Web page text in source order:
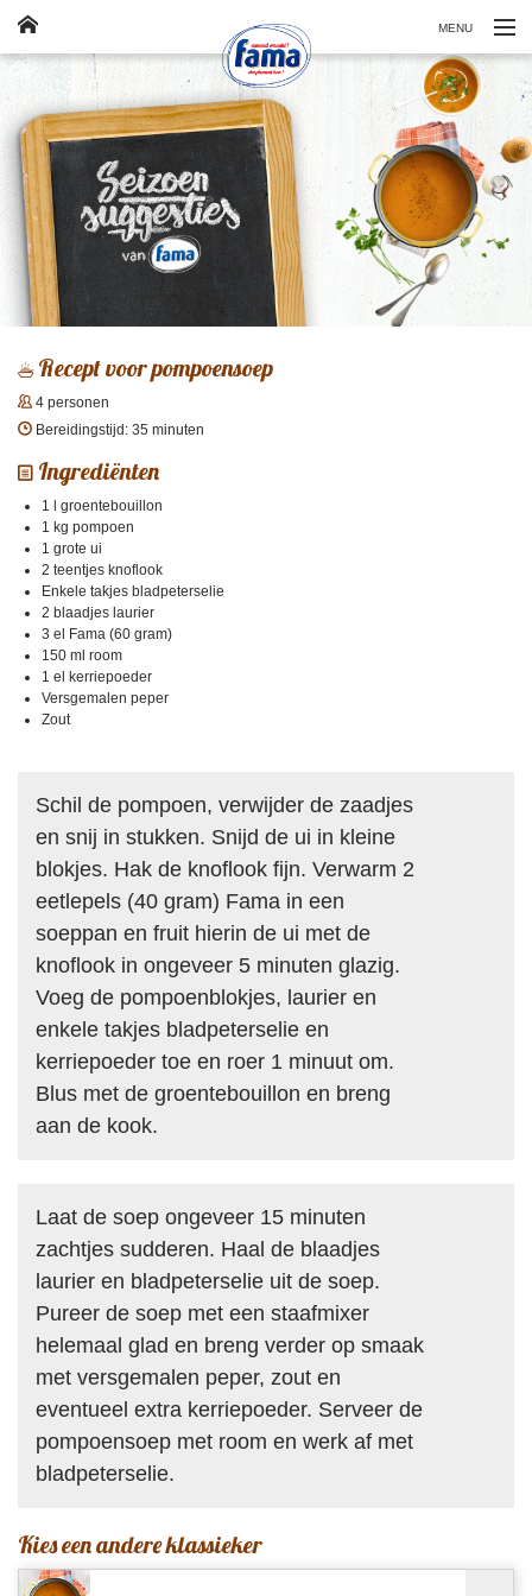
MENU
Klassiekers
Producten
Veelgestelde vragen
Contact
FR
Recept voor pompoensoep
4 personen
Bereidingstijd: 35 minuten
Ingrediënten
1 l groentebouillon
1 kg pompoen
1 grote ui
2 teentjes knoflook
Enkele takjes bladpeterselie
2 blaadjes laurier
3 el Fama (60 gram)
150 ml room
1 el kerriepoeder
Versgemalen peper
Zout
Schil de pompoen, verwijder de zaadjes
en snij in stukken. Snijd de ui in kleine
blokjes. Hak de knoflook fijn. Verwarm 2
eetlepels (40 gram) Fama in een
soeppan en fruit hierin de ui met de
knoflook in ongeveer 5 minuten glazig.
Voeg de pompoenblokjes, laurier en
enkele takjes bladpeterselie en
kerriepoeder toe en roer 1 minuut om.
Blus met de groentebouillon en breng
aan de kook.
Laat de soep ongeveer 15 minuten
zachtjes sudderen. Haal de blaadjes
laurier en bladpeterselie uit de soep.
Pureer de soep met een staafmixer
helemaal glad en breng verder op smaak
met versgemalen peper, zout en
eventueel extra kerriepoeder. Serveer de
pompoensoep met room en werk af met
bladpeterselie.
Kies een andere klassieker